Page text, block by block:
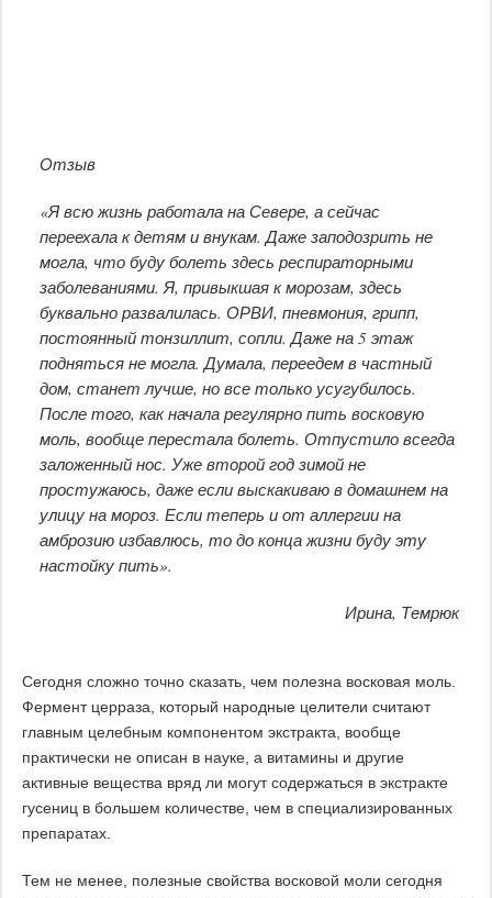
Отзыв
«Я всю жизнь работала на Севере, а сейчас
переехала к детям и внукам. Даже заподозрить не
могла, что буду болеть здесь респираторными
заболеваниями. Я, привыкшая к морозам, здесь
буквально развалилась. ОРВИ, пневмония, грипп,
постоянный тонзиллит, сопли. Даже на 5 этаж
подняться не могла. Думала, переедем в частный
дом, станет лучше, но все только усугубилось.
После того, как начала регулярно пить восковую
моль, вообще перестала болеть. Отпустило всегда
заложенный нос. Уже второй год зимой не
простужаюсь, даже если выскакиваю в домашнем на
улицу на мороз. Если теперь и от аллергии на
амброзию избавлюсь, то до конца жизни буду эту
настойку пить».
Ирина, Темрюк
Сегодня сложно точно сказать, чем полезна восковая моль.
Фермент церраза, который народные целители считают
главным целебным компонентом экстракта, вообще
практически не описан в науке, а витамины и другие
активные вещества вряд ли могут содержаться в экстракте
гусениц в большем количестве, чем в специализированных
препаратах.
Тем не менее, полезные свойства восковой моли сегодня